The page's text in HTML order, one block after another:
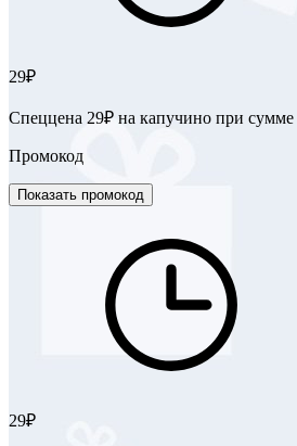
29₽
Спеццена 29₽ на капучино при сумме
Промокод
Показать промокод
29₽